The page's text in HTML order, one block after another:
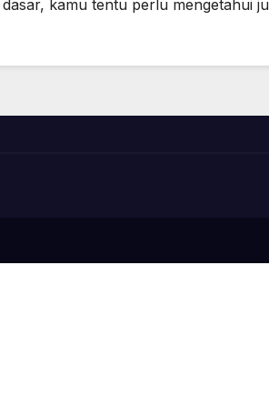
kamu tentu perlu mengetahui